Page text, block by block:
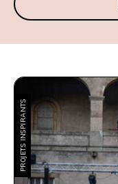
PROJETS INSPIRANTS